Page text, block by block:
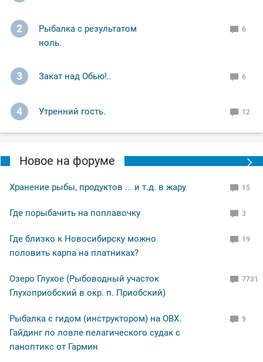
2
Рыбалка с результатом
ноль.
6
3 Закат над Обью!.. 6
4 Утренний гость. 12
Новое на форуме
Хранение рыбы, продуктов ... и т.д. в жару 15
Где порыбачить на поплавочку 3
Где близко к Новосибирску можно
половить карпа на платниках?
19
Озеро Глухое (Рыбоводный участок
Глухоприобский в окр. п. Приобский)
7731
Рыбалка с гидом (инструктором) на ОВХ.
Гайдинг по ловле пелагического судак с
паноптикс от Гармин
9